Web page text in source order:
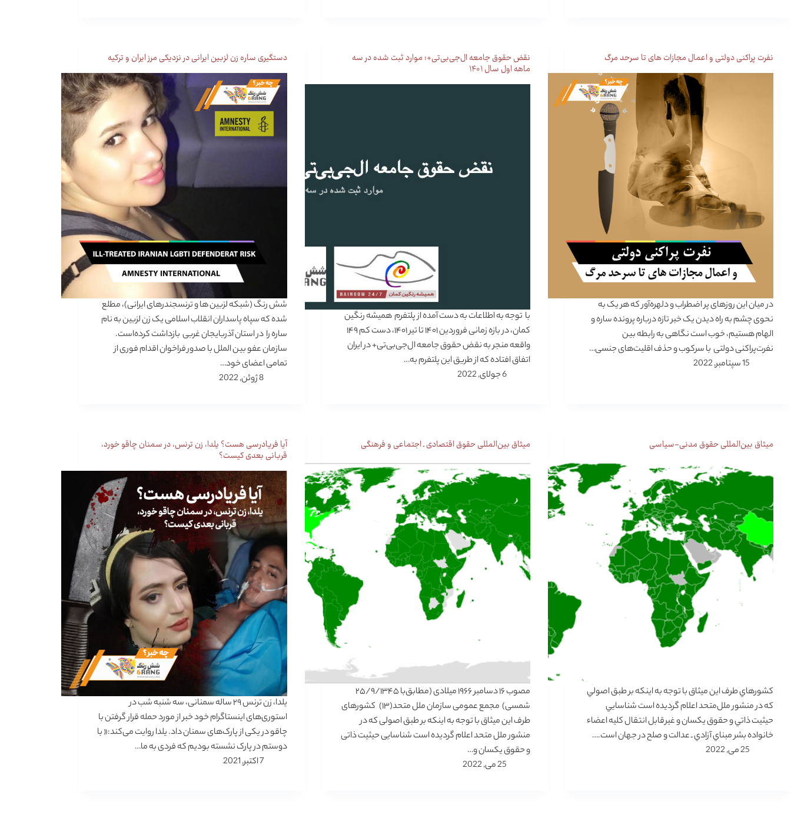
نفرت پراکنی دولتی و اعمال مجازات های تا سرحد مرگ
در میان این روزهای پر اضطراب و دلهره‌آور که هر یک به
نحوی چشم به راه دیدن یک خبر تازه درباره پرونده ساره و
الهام هستیم، خوب است نگاهی به رابطه بین
نفرت‌پراکنی دولتی با سرکوب و حذف اقلیت‌های جنسی…
15 سپتامبر, 2022
نقض حقوق جامعه ال‌جی‌بی‌تی+؛ موارد ثبت شده در سه
ماهه اول سال ۱۴۰۱
با توجه به اطلاعات به دست آمده از پلتفرم همیشه رنگین
کمان، در بازه زمانی فروردین ۱۴۰۱ تا تیر ۱۴۰۱، دست کم ۱۴۹
واقعه منجر به نقض حقوق جامعه ال‌جی‌بی‌تی+ در ایران
اتفاق افتاده که از طریق این پلتفرم به…
6 جولای, 2022
دستگیری ساره زن لزبین ایرانی در نزدیکی مرز ایران و ترکیه
شش رنگ (شبکه لزبین ها و ترنسجندرهای ایرانی)، مطلع
شده که سپاه پاسداران انقلاب اسلامی یک زن لزبین به نام
ساره را در استان آذربایجان غربی بازداشت کرده‌است.
سازمان عفو بین الملل با صدور فراخوان اقدام فوری از
تمامی اعضای خود…
8 ژوئن, 2022
میثاق بین‌المللی حقوق مدنی-سیاسی
كشورهاي‌ طرف‌ اين‌ ميثاق‌ با توجه‌ به‌ اينكه‌ بر طبق‌ اصولي‌
كه‌ در منشور ملل‌متحد اعلام‌ گرديده‌ است‌ شناسايي‌
حيثيت‌ ذاتي‌ و حقوق‌ يكسان‌ و غيرقابل‌ انتقال‌ كليه‌ اعضاء
خانواده‌ بشر مبناي‌ آزادي‌ ـ عدالت‌ و صلح‌ در جهان‌ است‌.…
25 می, 2022
ميثاق‌ بين‌المللی حقوق‌ اقتصادی ـ اجتماعی و فرهنگی‌
مصوب‌ ۱۶ دسامبر ۱۹۶۶ ميلادی (مطابق‌با ۲۵/۹/۱۳۴۵
شمسی) مجمع‌ عمومی سازمان‌ ملل‌ متحد(۱۳) ‌ كشورهای
طرف‌ اين‌ ميثاق‌ با توجه‌ به‌ اينكه‌ بر طبق‌ اصولی كه‌ در
منشور ملل‌ متحد اعلام‌ گرديده‌ است‌ شناسایی حيثيت‌ ذاتی
و حقوق‌ يكسان‌ و…
25 می, 2022
آیا فریادرسی هست؟ یلدا، زن ترنس، در سمنان چاقو خورد،
قربانی بعدی کیست؟
یلدا، زن ترنس ۲۹ ساله سمنانی، سه شنبه شب در
استوری‌های اینستاگرام خود خبر از مورد حمله قرار گرفتن با
چاقو در یکی از پارک‌های سمنان داد. یلدا روایت می‌کند:« با
دوستم در پارک نشسته بودیم که فردی به ما…
7 اکتبر, 2021